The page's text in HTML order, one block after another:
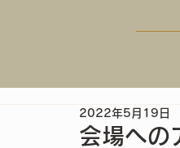
会場への
2022年5月19日